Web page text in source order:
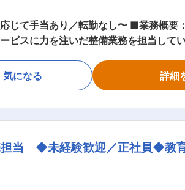
店舗併設のサービス工場にて、お客様との長期的な
ビスに力を注いだ整備業務を担当して
態確認と必要な整備の実施 ・車検対
備業務に専念いただけます。 ※国内メー
な車種の整備が可能＞ 国内メーカー
転勤なし＆マイカー通勤OK＞ 転勤が
気になる 詳細
担当 ◆未経験歓迎／正社員◆教